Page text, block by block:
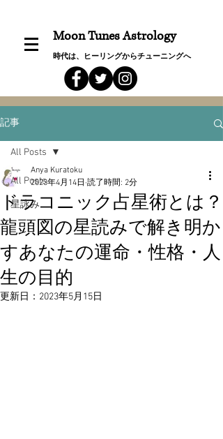
Moon Tunes Astrology
時代は、ヒーリングからチューニングへ
記事
All Posts
星詠み
All Posts
ドラコニック占星術とは？
龍頭図の星読みで解き明か
すあなたの運命・性格・人
生の目的
Anya Kuratoku
2023年4月14日 読了時間: 2分
更新日： 2023年5月15日